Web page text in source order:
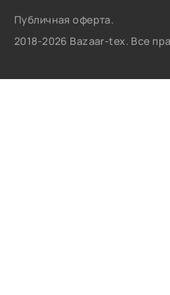
Публичная оферта.
2018-2026 Bazaar-tex. Все